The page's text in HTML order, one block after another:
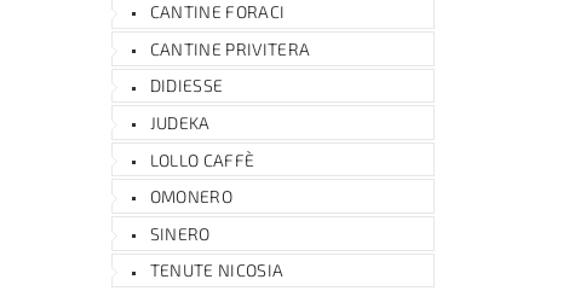
CANTINE FORACI
CANTINE PRIVITERA
DIDIESSE
JUDEKA
LOLLO CAFFÈ
OMONERO
SINERO
TENUTE NICOSIA